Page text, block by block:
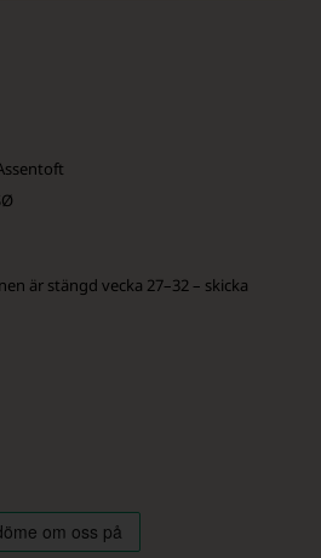
är stängd vecka 27–32 – skicka